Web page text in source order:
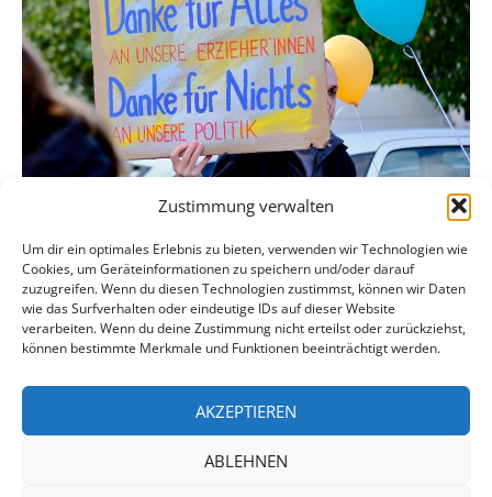
Zustimmung verwalten
Um dir ein optimales Erlebnis zu bieten, verwenden wir Technologien wie
Cookies, um Geräteinformationen zu speichern und/oder darauf
zuzugreifen. Wenn du diesen Technologien zustimmst, können wir Daten
wie das Surfverhalten oder eindeutige IDs auf dieser Website
verarbeiten. Wenn du deine Zustimmung nicht erteilst oder zurückziehst,
können bestimmte Merkmale und Funktionen beeinträchtigt werden.
AKZEPTIEREN
ABLEHNEN
facebook
instagram